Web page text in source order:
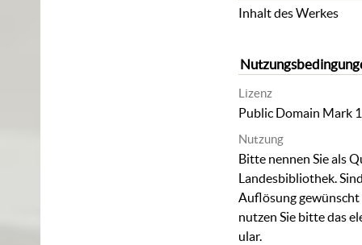
Inhalt des Werkes
Lizenz
Public Domain Mark
Nutzung
Bitte nennen Sie als
Landesbibliothek.
Auflösung
nutzen Sie bitte das
ular.